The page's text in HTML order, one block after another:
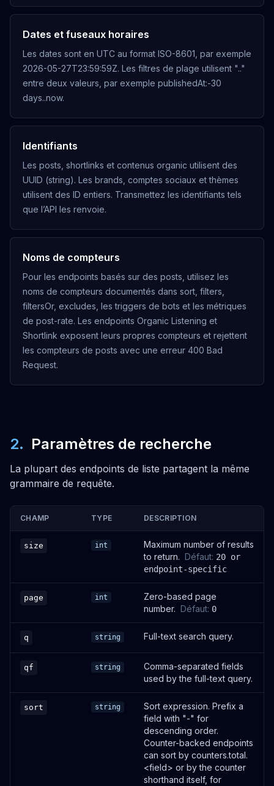
GET
Get post aggregation
/posts/aggregation
OUVRIR
GET
Get post stats
Check post content
OUVRIR
GET
Get post tags
/posts/tags
OUVRIR
GET
Get post topics
POST
Create posts in bulk
/posts/bulk
DELETE
OUVRIR
GET
OUVRIR
Dates et fuseaux horaires
Les dates sont en UTC au format ISO-8601, par exemple
2026-05-27T23:59:59Z. Les filtres de plage utilisent ".."
entre deux valeurs, par exemple publishedAt:-30
days..now.
Identifiants
Les posts, shortlinks et contenus organic utilisent des
UUID (string). Les brands, comptes sociaux et thèmes
utilisent des ID entiers. Transmettez les identifiants tels
que l’API les renvoie.
Noms de compteurs
Pour les endpoints basés sur des posts, utilisez les
noms de compteurs documentés dans sort, filters,
filtersOr, excludes, les triggers de bots et les métriques
de post-rate. Les endpoints Organic Listening et
Shortlink exposent leurs propres compteurs et rejettent
les compteurs de posts avec une erreur 400 Bad
Request.
2. Paramètres de recherche
La plupart des endpoints de liste partagent la même
grammaire de requête.
CHAMP TYPE DESCRIPTION
size int
Maximum number of results
to return. Défaut: 20 or
endpoint-specific
page int
Zero-based page
number. Défaut: 0
q string Full-text search query.
qf string
Comma-separated fields
used by the full-text query.
sort string
Sort expression. Prefix a
field with "-" for
descending order.
Counter-backed endpoints
can sort by counters.total.
<field> or by the counter
shorthand itself, for